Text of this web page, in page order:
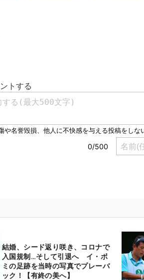
結婚、シード返り咲き、コロナで
入国規制…そして引退へ イ・ボ
ミの足跡を当時の写真でプレーバ
ック！【有終の美へ】